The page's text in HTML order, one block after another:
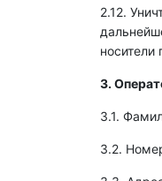
2.12.
3.
3.1.
3.2.